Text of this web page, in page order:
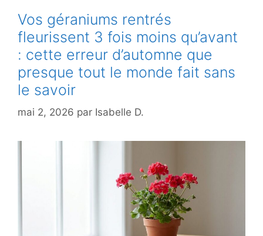
Vos géraniums rentrés
fleurissent 3 fois moins qu’avant
: cette erreur d’automne que
presque tout le monde fait sans
le savoir
mai 2, 2026 par Isabelle D.